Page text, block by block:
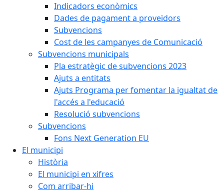
Indicadors econòmics
Dades de pagament a proveïdors
Subvencions
Cost de les campanyes de Comunicació
Subvencions municipals
Pla estratègic de subvencions 2023
Ajuts a entitats
Ajuts Programa per fomentar la igualtat de
l'accés a l'educació
Resolució subvencions
Subvencions
Fons Next Generation EU
El municipi
Història
El municipi en xifres
Com arribar-hi